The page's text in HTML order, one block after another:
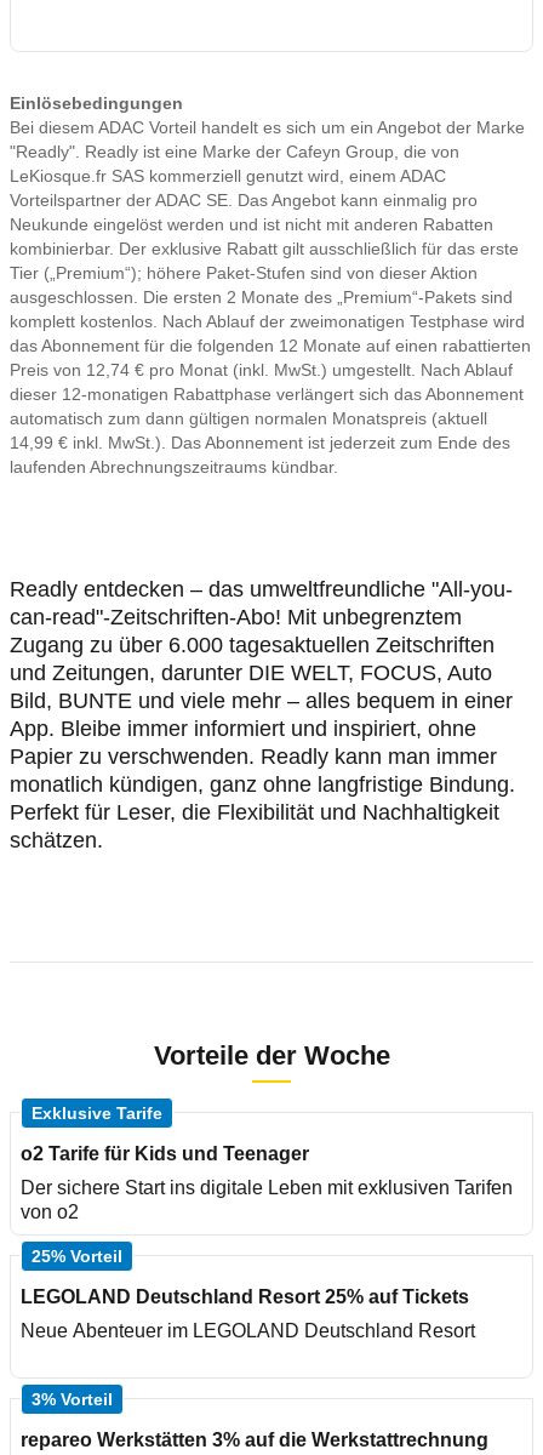
Einlösebedingungen
Bei diesem ADAC Vorteil handelt es sich um ein Angebot der Marke
"Readly". Readly ist eine Marke der Cafeyn Group, die von
LeKiosque.fr SAS kommerziell genutzt wird, einem ADAC
Vorteilspartner der ADAC SE. Das Angebot kann einmalig pro
Neukunde eingelöst werden und ist nicht mit anderen Rabatten
kombinierbar. Der exklusive Rabatt gilt ausschließlich für das erste
Tier („Premium“); höhere Paket-Stufen sind von dieser Aktion
ausgeschlossen. Die ersten 2 Monate des „Premium“-Pakets sind
komplett kostenlos. Nach Ablauf der zweimonatigen Testphase wird
das Abonnement für die folgenden 12 Monate auf einen rabattierten
Preis von 12,74 € pro Monat (inkl. MwSt.) umgestellt. Nach Ablauf
dieser 12-monatigen Rabattphase verlängert sich das Abonnement
automatisch zum dann gültigen normalen Monatspreis (aktuell
14,99 € inkl. MwSt.). Das Abonnement ist jederzeit zum Ende des
laufenden Abrechnungszeitraums kündbar.
Readly entdecken – das umweltfreundliche "All-you-
can-read"-Zeitschriften-Abo! Mit unbegrenztem
Zugang zu über 6.000 tagesaktuellen Zeitschriften
und Zeitungen, darunter DIE WELT, FOCUS, Auto
Bild, BUNTE und viele mehr – alles bequem in einer
App. Bleibe immer informiert und inspiriert, ohne
Papier zu verschwenden. Readly kann man immer
monatlich kündigen, ganz ohne langfristige Bindung.
Perfekt für Leser, die Flexibilität und Nachhaltigkeit
schätzen.
Vorteile der Woche
Exklusive Tarife
o2 Tarife für Kids und Teenager
Der sichere Start ins digitale Leben mit exklusiven Tarifen
von o2
25% Vorteil
LEGOLAND Deutschland Resort 25% auf Tickets
Neue Abenteuer im LEGOLAND Deutschland Resort
3% Vorteil
repareo Werkstätten 3% auf die Werkstattrechnung